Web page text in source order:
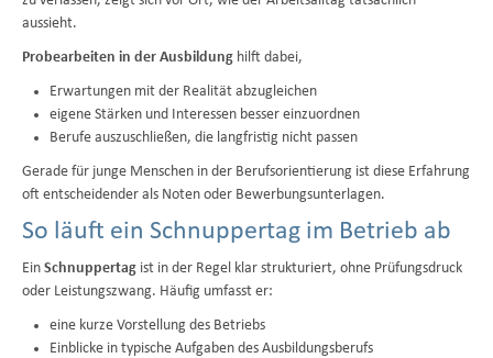
aussieht.
Probearbeiten in der Ausbildung hilft dabei,
Erwartungen mit der Realität abzugleichen
eigene Stärken und Interessen besser einzuordnen
Berufe auszuschließen, die langfristig nicht passen
Gerade für junge Menschen in der Berufsorientierung ist diese Erfahrung
oft entscheidender als Noten oder Bewerbungsunterlagen.
So läuft ein Schnuppertag im Betrieb ab
Ein Schnuppertag ist in der Regel klar strukturiert, ohne Prüfungsdruck
oder Leistungszwang. Häufig umfasst er:
eine kurze Vorstellung des Betriebs
Einblicke in typische Aufgaben des Ausbildungsberufs